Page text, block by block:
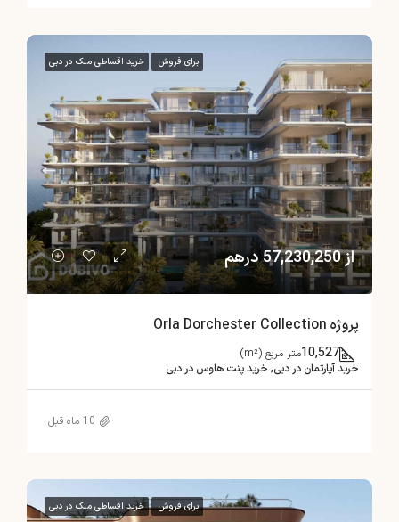
برای فروش خرید اقساطی ملک در دبی
از 57,230,250 درهم
پروژه Orla Dorchester Collection
10,527متر مربع (m²)
خرید آپارتمان در دبی, خرید پنت هاوس در دبی
10 ماه قبل
برای فروش خرید اقساطی ملک در دبی